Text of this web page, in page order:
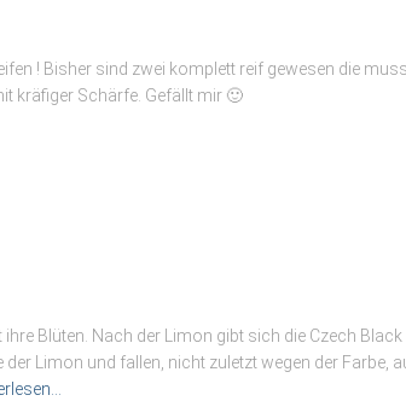
! Bisher sind zwei komplett reif gewesen die
kräfiger Schärfe. Gefällt mir 🙂
Blüten. Nach der Limon gibt sich die Czech Black
Limon und fallen, nicht zuletzt wegen der Farbe,